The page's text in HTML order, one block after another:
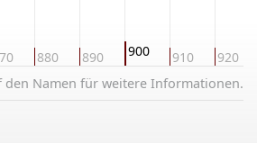
880 890 900 910 920
den Namen für weitere Informationen.